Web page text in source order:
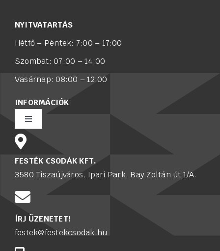
NYITVATARTÁS
Hétfő – Péntek: 7:00 – 17:00
Szombat: 07:00 – 14:00
Vasárnap: 08:00 – 12:00
INFORMÁCIÓK
Toggle
Navigation
Rólunk
Értékesítő munkatársat keresünk
FESTÉK CSODÁK KFT.
3580 Tiszaújváros, Ipari Park, Bay Zoltán út 1/A.
ÍRJ ÜZENETET!
festek@festekcsodak.hu